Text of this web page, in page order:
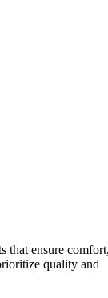
that ensure
quality and